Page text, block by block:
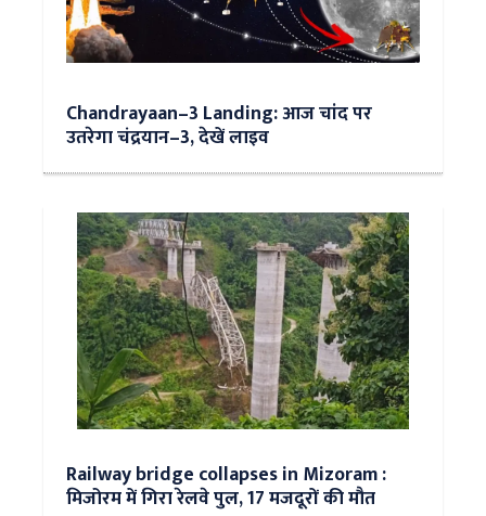
Chandrayaan–3 Landing: आज चांद पर
उतरेगा चंद्रयान–3, देखें लाइव
Railway bridge collapses in Mizoram :
मिजोरम में गिरा रेलवे पुल, 17 मजदूरों की मौत